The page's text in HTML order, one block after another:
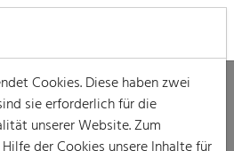
Cookies. Diese haben zwei
sie erforderlich für die
unserer Website. Zum